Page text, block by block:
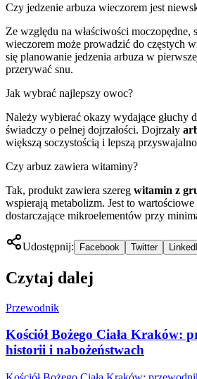
Czy jedzenie arbuza wieczorem jest
Ze względu na właściwości moczopędne,
wieczorem może prowadzić do częstych
się planowanie jedzenia arbuza w
przerywać snu.
Jak wybrać najlepszy owoc?
Należy wybierać okazy wydające głuchy
świadczy o pełnej dojrzałości. Dojrzały
większą soczystością i lepszą
Czy arbuz zawiera witaminy?
Tak, produkt zawiera szereg witamin z
wspierają metabolizm. Jest to wartościowe
dostarczające mikroelementów przy
Udostępnij: Facebook Twitter
Czytaj dalej
Przewodnik
Kościół Bożego Ciała Kraków:
historii i nabożeństwach